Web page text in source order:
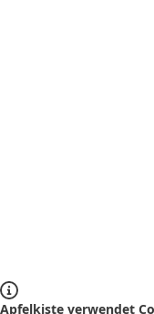
Apfelkiste verwendet